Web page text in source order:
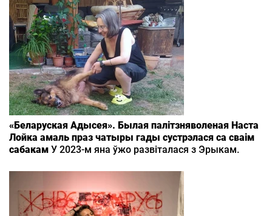
«Беларуская Адысея». Былая палітзняволеная Наста
Лойка амаль праз чатыры гады сустрэлася са сваім
сабакам У 2023-м яна ўжо развіталася з Эрыкам.